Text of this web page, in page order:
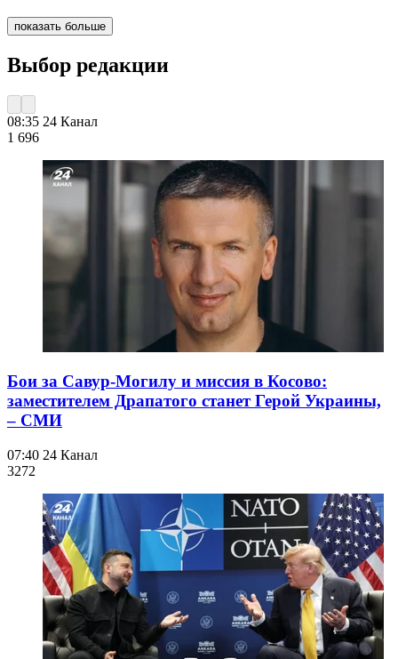
показать больше
Выбор редакции
08:35 24 Канал
1 696
Бои за Савур-Могилу и миссия в Косово:
заместителем Драпатого станет Герой Украины,
– СМИ
07:40 24 Канал
3272